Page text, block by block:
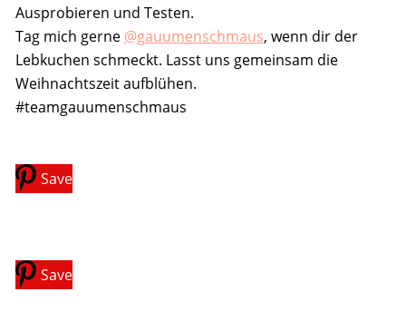
Ausprobieren und Testen.
Tag mich gerne @gauumenschmaus, wenn dir der
Lebkuchen schmeckt. Lasst uns gemeinsam die
Weihnachtszeit aufblühen.
#teamgauumenschmaus
Save
Save